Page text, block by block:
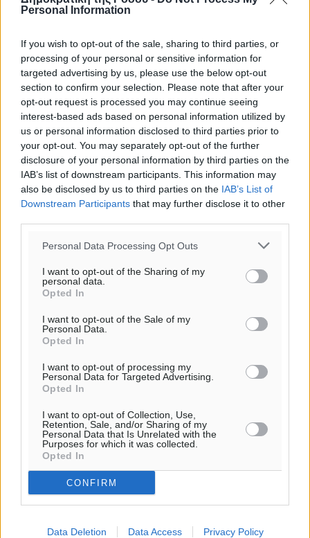
Personal Information
If you wish to opt-out of the sale, sharing to third parties, or
processing of your personal or sensitive information for
targeted advertising by us, please use the below opt-out
section to confirm your selection. Please note that after your
opt-out request is processed you may continue seeing
interest-based ads based on personal information utilized by
us or personal information disclosed to third parties prior to
your opt-out. You may separately opt-out of the further
disclosure of your personal information by third parties on the
IAB’s list of downstream participants. This information may
also be disclosed by us to third parties on the IAB’s List of
Downstream Participants that may further disclose it to other
Personal Data Processing Opt Outs
I want to opt-out of the Sharing of my
personal data.
Opted In
I want to opt-out of the Sale of my
Personal Data.
Opted In
I want to opt-out of processing my
Personal Data for Targeted Advertising.
Opted In
I want to opt-out of Collection, Use,
Retention, Sale, and/or Sharing of my
Personal Data that Is Unrelated with the
Purposes for which it was collected.
Opted In
CONFIRM
Data Deletion Data Access Privacy Policy